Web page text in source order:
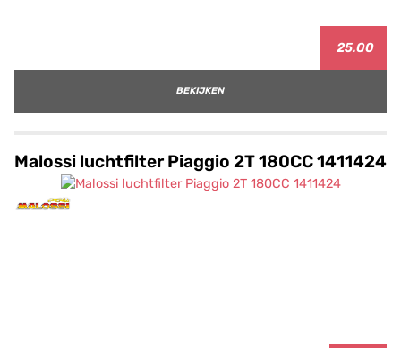
25.00
BEKIJKEN
Malossi luchtfilter Piaggio 2T 180CC 1411424